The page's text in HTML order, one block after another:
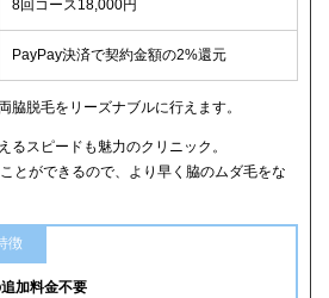
8回コース18,000円
PayPay決済で契約金額の2%還元
脇脱毛をリーズナブルに行えます。
るスピードも魅力のクリニック。
とができるので、より早く脇のムダ毛をな
徴
加料金不要